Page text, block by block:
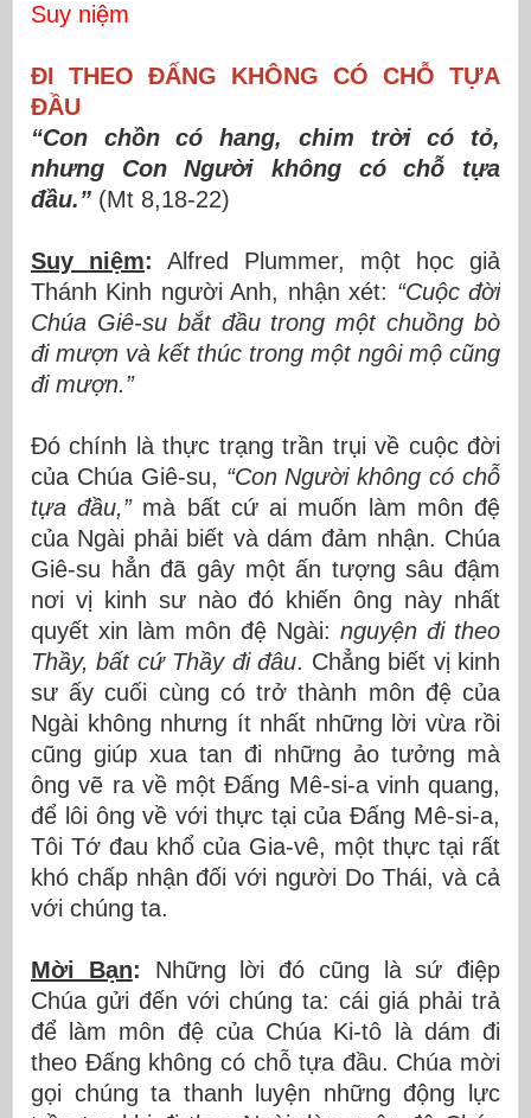
Suy niệm
ĐI THEO ĐẤNG KHÔNG CÓ CHỖ TỰA
ĐẦU
“Con chồn có hang, chim trời có tỏ,
nhưng Con Người không có chỗ tựa
đầu.” (Mt 8,18-22)
Suy niệm: Alfred Plummer, một học giả
Thánh Kinh người Anh, nhận xét: “Cuộc đời
Chúa Giê-su bắt đầu trong một chuồng bò
đi mượn và kết thúc trong một ngôi mộ cũng
đi mượn.”
Đó chính là thực trạng trần trụi về cuộc đời
của Chúa Giê-su, “Con Người không có chỗ
tựa đầu,”mà bất cứ ai muốn làm môn đệ
của Ngài phải biết và dám đảm nhận. Chúa
Giê-su hẳn đã gây một ấn tượng sâu đậm
nơi vị kinh sư nào đó khiến ông này nhất
quyết xin làm môn đệ Ngài: nguyện đi theo
Thầy, bất cứ Thầy đi đâu. Chẳng biết vị kinh
sư ấy cuối cùng có trở thành môn đệ của
Ngài không nhưng ít nhất những lời vừa rồi
cũng giúp xua tan đi những ảo tưởng mà
ông vẽ ra về một Đấng Mê-si-a vinh quang,
để lôi ông về với thực tại của Đấng Mê-si-a,
Tôi Tớ đau khổ của Gia-vê, một thực tại rất
khó chấp nhận đối với người Do Thái, và cả
với chúng ta.
Mời Bạn: Những lời đó cũng là sứ điệp
Chúa gửi đến với chúng ta: cái giá phải trả
để làm môn đệ của Chúa Ki-tô là dám đi
theo Đấng không có chỗ tựa đầu. Chúa mời
gọi chúng ta thanh luyện những động lực